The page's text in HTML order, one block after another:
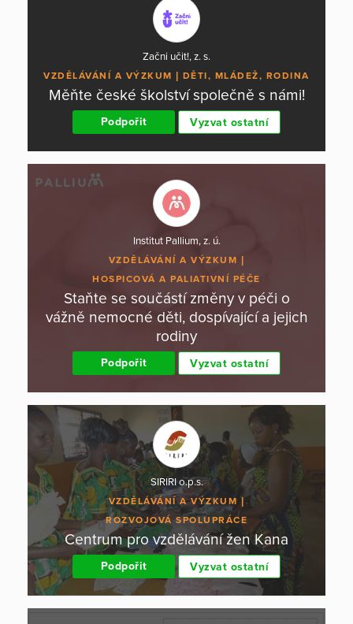
Začni učit!, z. s.
VZDĚLÁVÁNÍ A VÝZKUM DĚTI, MLÁDEŽ, RODINA
Měňte české školství společně s námi!
Podpořit Vyzvat ostatní
Institut Pallium, z. ú.
VZDĚLÁVÁNÍ A VÝZKUM
HOSPICOVÁ A PALIATIVNÍ PÉČE
Staňte se součástí změny v péči o
vážně nemocné děti, dospívající a jejich
rodiny
Podpořit Vyzvat ostatní
SIRIRI o.p.s.
VZDĚLÁVÁNÍ A VÝZKUM
ROZVOJOVÁ SPOLUPRÁCE
Centrum pro vzdělávání žen Kana
Podpořit Vyzvat ostatní